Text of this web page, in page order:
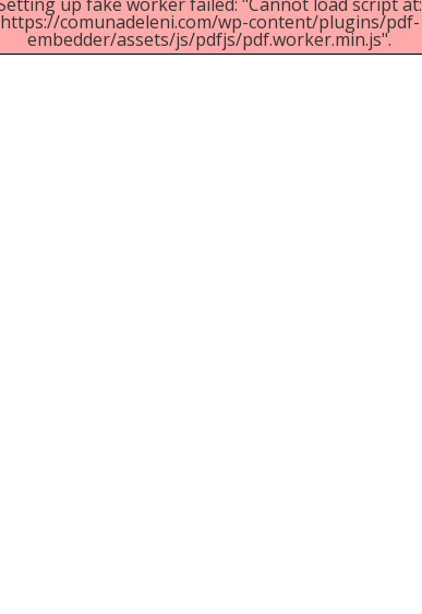
https://comunadeleni.com/wp-content/plugins/pdf-
embedder/assets/js/pdfjs/pdf.worker.min.js".